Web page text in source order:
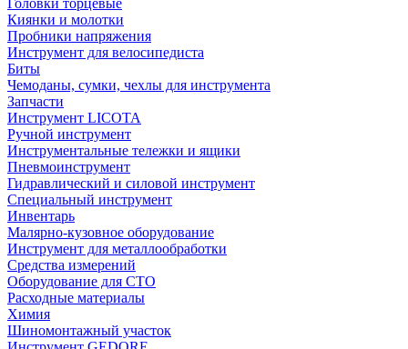
Головки торцевые
Киянки и молотки
Пробники напряжения
Инструмент для велосипедиста
Биты
Чемоданы, сумки, чехлы для инструмента
Запчасти
Инструмент LICOTA
Ручной инструмент
Инструментальные тележки и ящики
Пневмоинструмент
Гидравлический и силовой инструмент
Специальный инструмент
Инвентарь
Малярно-кузовное оборудование
Инструмент для металлообработки
Средства измерений
Оборудование для СТО
Расходные материалы
Химия
Шиномонтажный участок